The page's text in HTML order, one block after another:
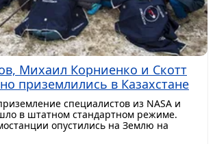
Михаил Корниенко и Скотт
приземлились в Казахстане
специалистов из NASA и
в штатном стандартном режиме.
опустились на Землю на